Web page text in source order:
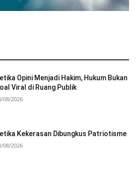
Opini Menjadi Hakim, Hukum Bukan
Viral di Ruang Publik
08/2026
Kekerasan Dibungkus Patriotisme
08/2026